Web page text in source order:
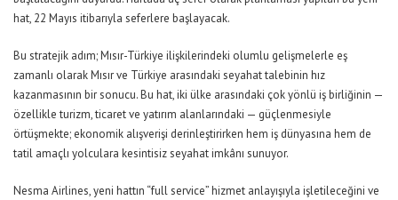
hat, 22 Mayıs itibarıyla seferlere başlayacak.
Bu stratejik adım; Mısır-Türkiye ilişkilerindeki olumlu gelişmelerle eş
zamanlı olarak Mısır ve Türkiye arasındaki seyahat talebinin hız
kazanmasının bir sonucu. Bu hat, iki ülke arasındaki çok yönlü iş birliğinin —
özellikle turizm, ticaret ve yatırım alanlarındaki — güçlenmesiyle
örtüşmekte; ekonomik alışverişi derinleştirirken hem iş dünyasına hem de
tatil amaçlı yolculara kesintisiz seyahat imkânı sunuyor.
Nesma Airlines, yeni hattın “full service” hizmet anlayışıyla işletileceğini ve